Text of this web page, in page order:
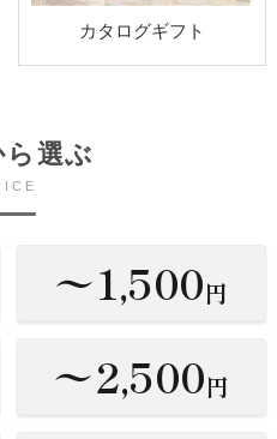
カタログギフト
ら選ぶ
〜1,500円
〜2,500円